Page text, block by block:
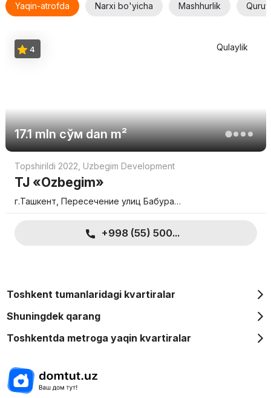
Yaqin-atrofda Narxi bo'yicha Mashhurlik
Qulaylik
17.1 mln сўмdan m²
4
Topshirildi 2022 Uzbegim Development
TJ «Ozbegim»
г.Ташкент, Пересечение улиц Бабура…
+998 (55) 500...
Toshkent tumanlaridagi kvartiralar
Shuningdek qarang
Toshkentda metroga yaqin kvartiralar